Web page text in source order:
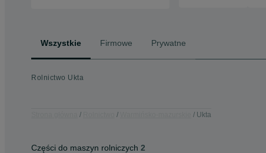
Wszystkie Firmowe Prywatne
Rolnictwo Ukta
Ukta
Części do maszyn rolniczych 2